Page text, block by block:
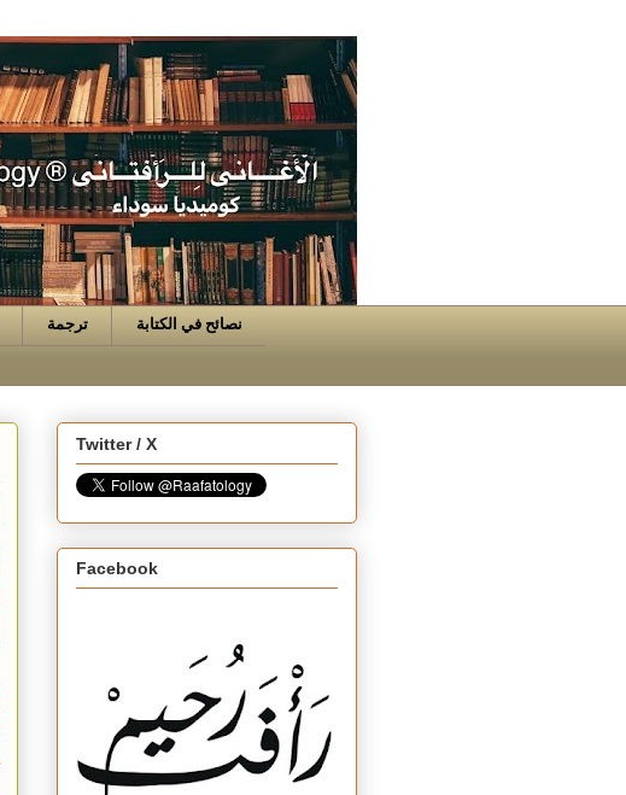
ترجمة نصائح في الكتابة
Twitter / X
Facebook